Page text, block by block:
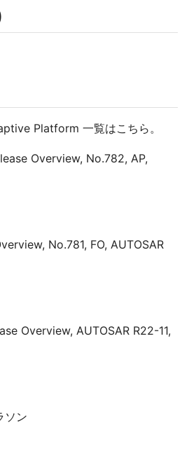
Platform 一覧はこちら。
Overview, No.782, AP,
No.781, FO, AUTOSAR
Overview, AUTOSAR R22-11,
ソン